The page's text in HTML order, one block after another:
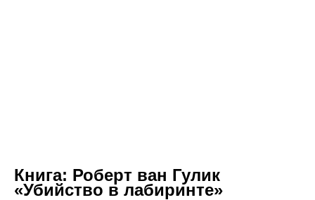
Книга: Роберт ван Гулик
«Убийство в лабиринте»